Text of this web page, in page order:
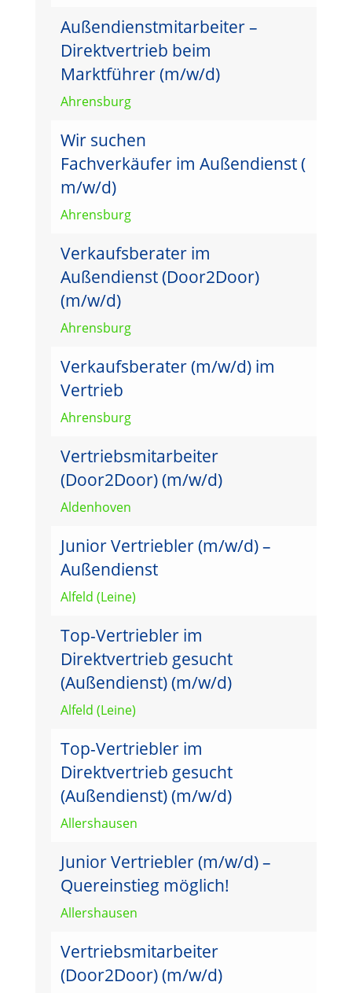
Außendienstmitarbeiter –
Direktvertrieb beim
Marktführer (m/w/d)
Ahrensburg
Wir suchen
Fachverkäufer im Außendienst (
m/w/d)
Ahrensburg
Verkaufsberater im
Außendienst (Door2Door)
(m/w/d)
Ahrensburg
Verkaufsberater (m/w/d) im
Vertrieb
Ahrensburg
Vertriebsmitarbeiter
(Door2Door) (m/w/d)
Aldenhoven
Junior Vertriebler (m/w/d) –
Außendienst
Alfeld (Leine)
Top-Vertriebler im
Direktvertrieb gesucht
(Außendienst) (m/w/d)
Alfeld (Leine)
Top-Vertriebler im
Direktvertrieb gesucht
(Außendienst) (m/w/d)
Allershausen
Junior Vertriebler (m/w/d) –
Quereinstieg möglich!
Allershausen
Vertriebsmitarbeiter
(Door2Door) (m/w/d)